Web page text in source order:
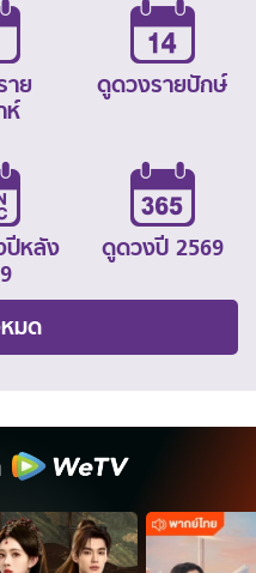
าย
ห์
ดูดวงรายปักษ์
ปีหลัง
ดูดวงปี 2569
มด